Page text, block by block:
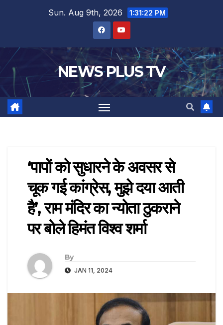
Sun. Aug 9th, 2026 1:31:23 PM
NEWS PLUS TV
‘पापों को सुधारने के अवसर से
चूक गई कांग्रेस, मुझे दया आती
है’, राम मंदिर का न्योता ठुकराने
पर बोले हिमंत विश्व शर्मा
By
JAN 11, 2024